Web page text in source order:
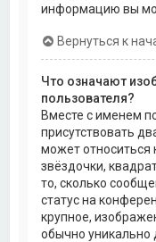
информацию вы
Вернуться к
Что означают
пользователя?
Вместе с именем
присутствовать
может относиться
звёздочки,
то, сколько
статус на
крупное,
обычно уникально